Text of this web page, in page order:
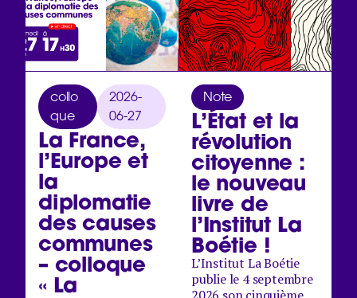
collo
que
2026-
06-27
La France,
l’Europe et
la
diplomatie
des causes
communes
– colloque
« La
Note
L’État et la
révolution
citoyenne :
le nouveau
livre de
l’Institut La
Boétie !
L’Institut La Boétie
publie le 4 septembre